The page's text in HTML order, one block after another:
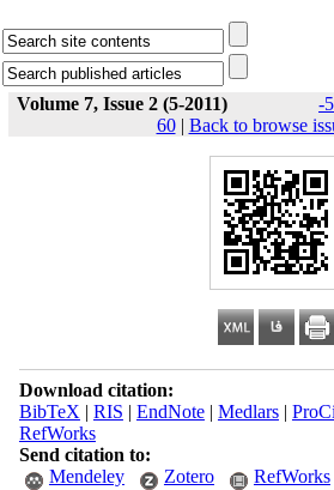
Volume 7, Issue 2 (5-2011)
مواد پرانرژی 2011, 7(2): 51-
60| Back to browse
Download citation:
BibTeX | RIS | EndNote| Medlars|
RefWorks
Send citation to:
Mendeley
Zotero RefWorks